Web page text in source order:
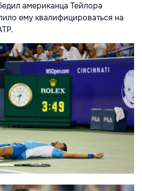
американца Тейлора
ему квалифицироваться на